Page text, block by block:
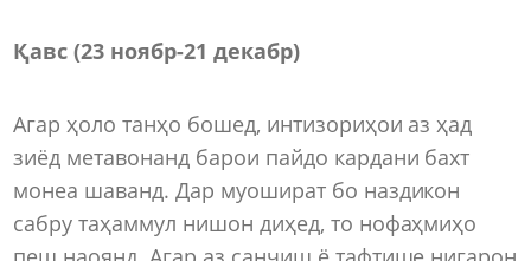
Қавс (23 ноябр-21 декабр)
Агар ҳоло танҳо бошед, интизориҳои аз ҳад
зиёд метавонанд барои пайдо кардани бахт
монеа шаванд. Дар муошират бо наздикон
сабру таҳаммул нишон диҳед, то нофаҳмиҳо